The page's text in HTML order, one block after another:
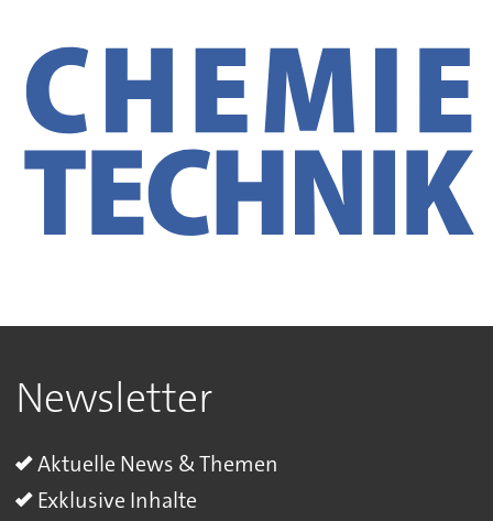
Newsletter
Aktuelle News & Themen
Exklusive Inhalte